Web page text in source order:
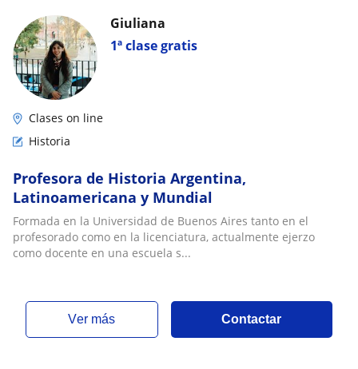
1ª clase gratis
Giuliana
Clases on line
Historia
Profesora de Historia Argentina,
Latinoamericana y Mundial
Formada en la Universidad de Buenos Aires tanto en el
profesorado como en la licenciatura, actualmente ejerzo
como docente en una escuela s...
ver más Contactar